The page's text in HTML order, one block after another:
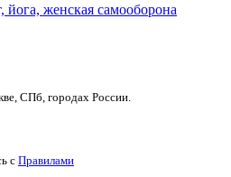
йога, женская самооборона
СПб, городах России.
с Правилами